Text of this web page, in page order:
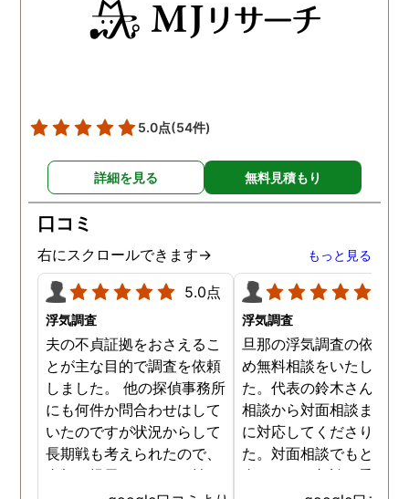
5.0点(54件)
詳細を見る 無料見積もり
口コミ
右にスクロールできます→ もっと見る
5.0点
浮気調査
夫の不貞証拠をおさえるこ
とが主な目的で調査を依頼
しました。 他の探偵事務所
にも何件か問合わせはして
いたのですが状況からして
長期戦も考えられたので、
金額を提示されそれが払え
浮気調査
旦那の浮気調査の依頼の
め無料相談をいたしまし
た。代表の鈴木さんが電
相談から対面相談まです
に対応してくださりまし
た。対面相談でもとても
身になって相談に乗って